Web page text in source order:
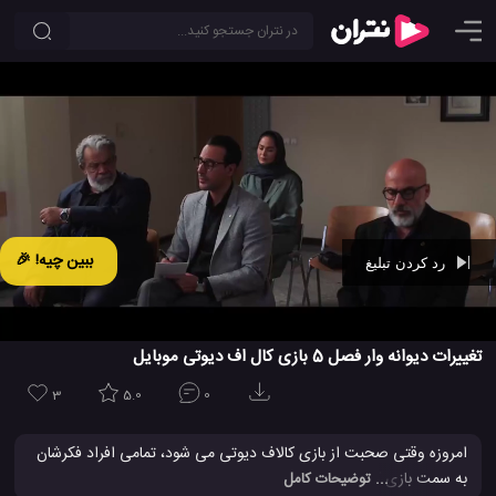
ببین چیه! 🎉
تغییرات دیوانه وار فصل 5 بازی کال اف دیوتی موبایل
3 5.0 0
امروزه وقتی صحبت از بازی کالاف دیوتی می شود، تمامی افراد فکرشان
به سمت بازی کالاف دیوتی موبایل می رود که قرار است چه خصصیات
... توضیحات کامل